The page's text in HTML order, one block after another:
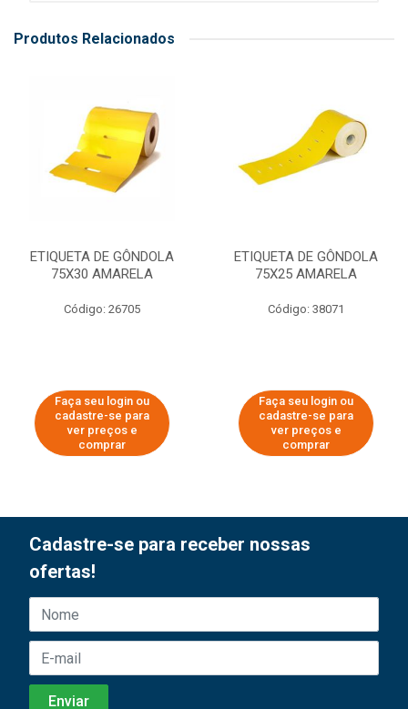
Produtos Relacionados
ETIQUETA DE GÔNDOLA
75X30 AMARELA
Código: 26705
Faça seu login ou
cadastre-se para
ver preços e
comprar
ETIQUETA DE GÔNDOLA
75X25 AMARELA
Código: 38071
Faça seu login ou
cadastre-se para
ver preços e
comprar
Cadastre-se para receber nossas
ofertas!